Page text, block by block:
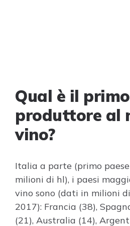
Qual è il primo
produttore al
vino?
Italia a parte (primo
milioni di hl), i paesi
vino sono (dati in milioni
2017): Francia (38),
(21), Australia (14),